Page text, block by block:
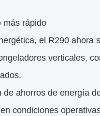
más rápido
el R290
verticales,
de ahorros de energía
condiciones